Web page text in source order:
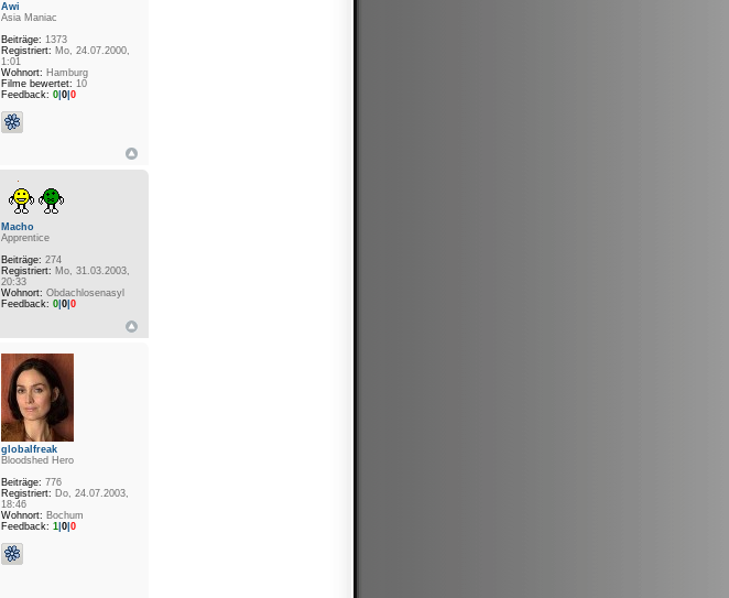
Awi
Asia Maniac
Beiträge: 1373
Registriert: Mo, 24.07.2000,
1:01
Wohnort: Hamburg
Filme bewertet: 10
Feedback: 0 0 0
Macho
Apprentice
Beiträge: 274
Registriert: Mo, 31.03.2003,
20:33
Wohnort: Obdachlosenasyl
Feedback: 0 0 0
globalfreak
Bloodshed Hero
Beiträge: 776
Registriert: Do, 24.07.2003,
18:46
Wohnort: Bochum
Feedback: 1 0 0